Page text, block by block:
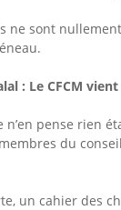
ne sont
: Le CFCM
n’en pense rien
du
un cahier des